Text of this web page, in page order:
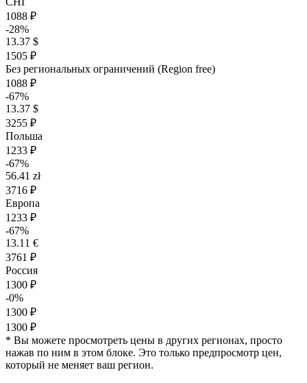
1088 ₽
-28%
13.37 $
1505 ₽
Без региональных ограничений (Region free)
1088 ₽
-67%
13.37 $
3255 ₽
Польша
1233 ₽
-67%
56.41 zł
3716 ₽
Европа
1233 ₽
-67%
13.11 €
3761 ₽
Россия
1300 ₽
-0%
1300 ₽
1300 ₽
* Вы можете просмотреть цены в других регионах, просто
нажав по ним в этом блоке. Это только предпросмотр цен,
который не меняет ваш регион.